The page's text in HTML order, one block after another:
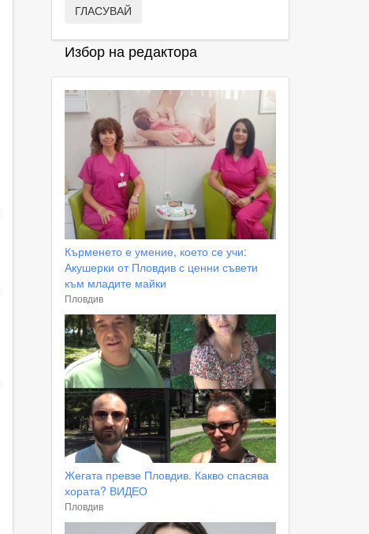
ГЛАСУВАЙ
Избор на редактора
Кърменето е умение, което се учи:
Акушерки от Пловдив с ценни съвети
към младите майки
Пловдив
Жегата превзе Пловдив. Какво спасява
хората? ВИДЕО
Пловдив